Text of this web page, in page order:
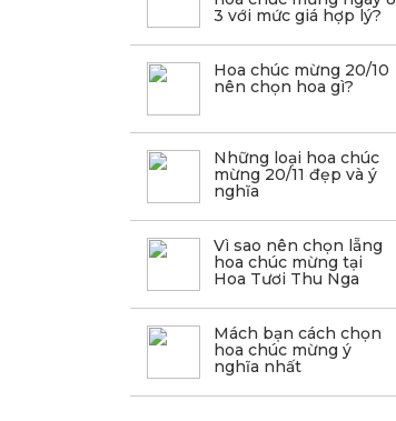
3 với mức giá hợp lý?
Hoa chúc mừng 20/10
nên chọn hoa gì?
Những loại hoa chúc
mừng 20/11 đẹp và ý
nghĩa
Vì sao nên chọn lẵng
hoa chúc mừng tại
Hoa Tươi Thu Nga
Mách bạn cách chọn
hoa chúc mừng ý
nghĩa nhất